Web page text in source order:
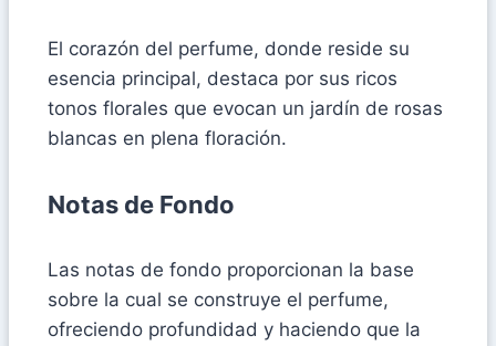
El corazón del perfume, donde reside su
esencia principal, destaca por sus ricos
tonos florales que evocan un jardín de rosas
blancas en plena floración.
Notas de Fondo
Las notas de fondo proporcionan la base
sobre la cual se construye el perfume,
ofreciendo profundidad y haciendo que la